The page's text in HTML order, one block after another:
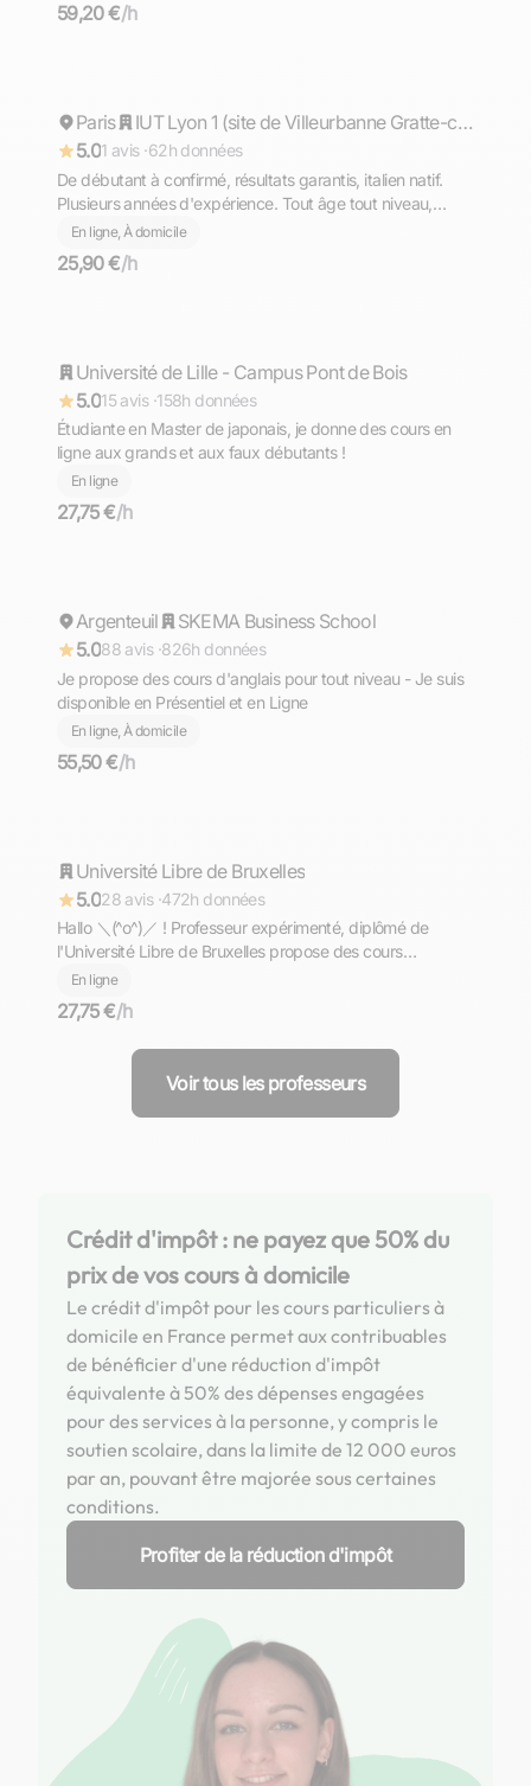
59,20 €/h
Répond rapidement
Paris
IUT Lyon 1 (site de Villeurbanne Gratte-ciel)
5.01 avis ·62h données
De débutant à confirmé, résultats garantis, italien natif.
Plusieurs années d'expérience. Tout âge tout niveau,
diplômé du Bac avec Option Internationale Italien,
l'équivalent de la Maturità (bac italien)
En ligne, À domicile
25,90 €/h
Répond rapidement
Université de Lille - Campus Pont de Bois
5.015 avis ·158h données
Étudiante en Master de japonais, je donne des cours en
ligne aux grands et aux faux débutants !
En ligne
27,75 €/h
Répond rapidement
Argenteuil
SKEMA Business School
5.088 avis ·826h données
Je propose des cours d'anglais pour tout niveau - Je suis
disponible en Présentiel et en Ligne
En ligne, À domicile
55,50 €/h
Répond rapidement
Université Libre de Bruxelles
5.028 avis ·472h données
Hallo ＼⁠(⁠^⁠o⁠^⁠)⁠／ ! Professeur expérimenté, diplômé de
l'Université Libre de Bruxelles propose des cours
d'allemand de niveaux PRIMAIRE - COLLEGE - LYCEE -
PREPA - SUPERIEUR. Komm und lerne mit mir Deutsch
╮⁠(⁠＾⁠▽⁠＾⁠)⁠╭
En ligne
27,75 €/h
Voir tous les professeurs
Crédit d'impôt : ne payez que 50% du
prix de vos cours à domicile
Le crédit d'impôt pour les cours particuliers à
domicile en France permet aux contribuables
de bénéficier d'une réduction d'impôt
équivalente à 50% des dépenses engagées
pour des services à la personne, y compris le
soutien scolaire, dans la limite de 12 000 euros
par an, pouvant être majorée sous certaines
conditions.
Profiter de la réduction d'impôt